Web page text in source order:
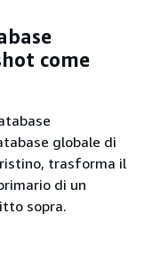
come
globale di
trasforma il
di un
sopra.